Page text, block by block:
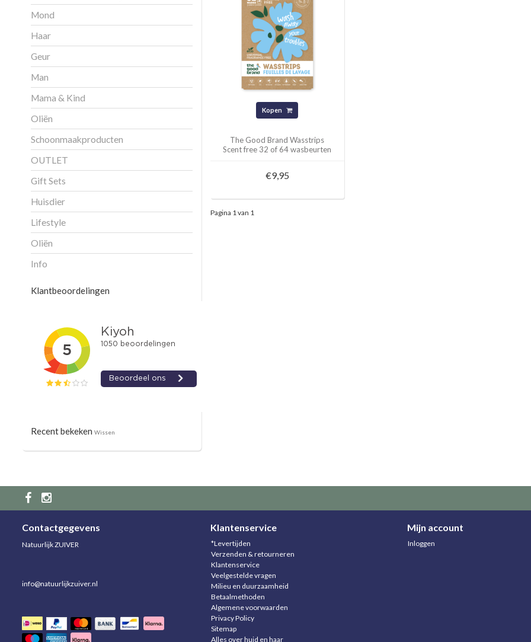
Mond
Haar
Geur
Man
Mama & Kind
Oliën
Schoonmaakproducten
OUTLET
Gift Sets
Huisdier
Lifestyle
Oliën
Info
Klantbeoordelingen
Recent bekeken Wissen
Kopen
The Good Brand Wasstrips
Scent free 32 of 64 wasbeurten
€9,95
Pagina 1 van 1
Contactgegevens
Natuurlijk ZUIVER
info@natuurlijkzuiver.nl
Klantenservice
*Levertijden
Verzenden & retourneren
Klantenservice
Veelgestelde vragen
Milieu en duurzaamheid
Betaalmethoden
Algemene voorwaarden
Privacy Policy
Sitemap
Alles over huid en haar
Mijn account
Inloggen